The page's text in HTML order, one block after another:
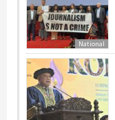
National